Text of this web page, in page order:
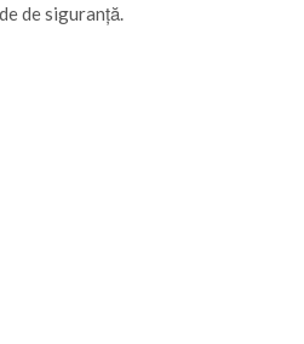
de siguranță.